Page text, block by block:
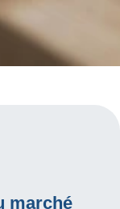
marché